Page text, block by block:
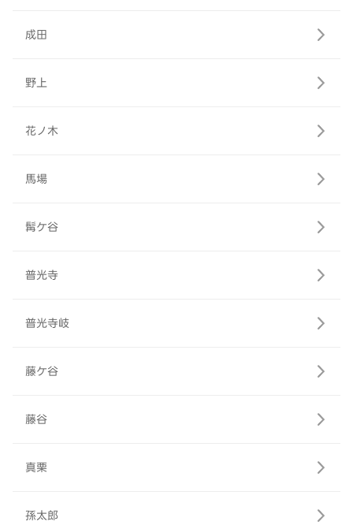
成田
野上
花ノ木
馬場
髯ケ谷
普光寺
普光寺岐
藤ケ谷
藤谷
真栗
孫太郎